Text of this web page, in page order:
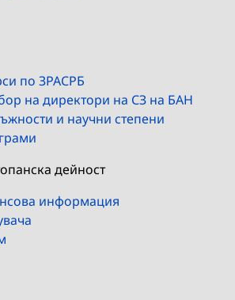
по ЗРАСРБ
на директори на СЗ на БАН
и научни степени
дейност
информация